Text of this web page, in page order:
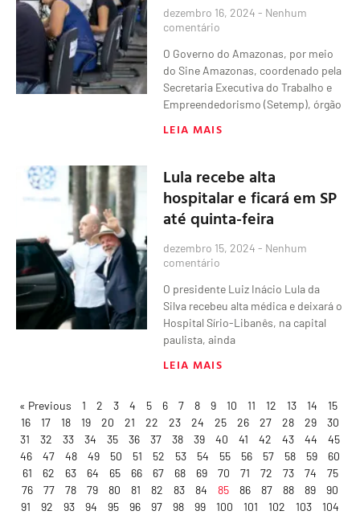
dezembro 16, 2024 Nenhum
comentário
O Governo do Amazonas, por meio
do Sine Amazonas, coordenado pela
Secretaria Executiva do Trabalho e
Empreendedorismo (Setemp), órgão
LEIA MAIS
Lula recebe alta
hospitalar e ficará em SP
até quinta-feira
dezembro 15, 2024 Nenhum
comentário
O presidente Luiz Inácio Lula da
Silva recebeu alta médica e deixará o
Hospital Sírio-Libanês, na capital
paulista, ainda
LEIA MAIS
« Previous 1 2 3 4 5 6 7 8 9 10 11 12 13 14
15
16
17 18 19 20 21 22 23 24 25 26 27 28 29
30
31
32 33 34 35 36 37 38 39 40 41 42 43 44
45
46
47 48 49 50 51 52 53 54 55 56 57 58 59
60
61
62 63 64 65 66 67 68 69 70 71 72 73 74
75
76
77 78 79 80 81 82 83 84 85 86 87 88 89
90
91
92 93 94 95 96 97 98 99 100 101 102 103
104